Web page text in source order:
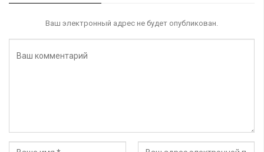
Ваш электронный адрес не будет опубликован.